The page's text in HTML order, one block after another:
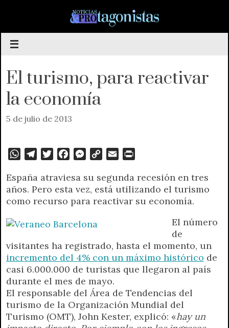
contenido
El turismo, para reactivar
la economía
5 de julio de 2013
W
a
t
s
p
l
e
g
a
i
t
t
r
c
e
b
o
M
s
s
e
g
r
p
y
L
k
a
i
l
n
t
e
n
l
y
España atraviesa su segunda recesión en tres
años. Pero esta vez, está utilizando el turismo
como recurso para reactivar su economía.
El número
de
visitantes ha registrado, hasta el momento, un
incremento del 4% con un máximo histórico de
casi 6.000.000 de turistas que llegaron al país
durante el mes de mayo.
El responsable del Área de Tendencias del
turismo de la Organización Mundial del
Turismo (OMT), John Kester, explicó: «hay un